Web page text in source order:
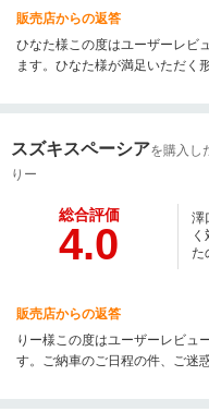
販売店からの返答
ひなた様この度はユーザーレビ
ます。ひなた様が満足いただく
なりますが、この度は数ある自
願いいたします。
スズキスペーシアを購入し
りー
総合評価
4.0
澤
た
販売店からの返答
りー様この度はユーザーレビュ
す。ご納車のご日程の件、ご迷
後はメンテナンス等で尽力させ